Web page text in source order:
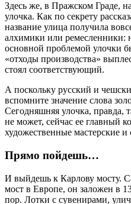
Здесь же, в Пражском Граде,
улочка. Как по секрету
название улица получила
алхимики или ремесленники:
основной проблемой улочки
«отходы производства»
стоял соответствующий.
А поскольку русский и
вспомните значение слова
Сегодняшняя улочка, правда,
не может, сейчас ее главный
художественные мастерские
Прямо пойдешь…
И выйдешь к Карлову мосту.
мост в Европе, он заложен в
пор. Лотки с сувенирами,